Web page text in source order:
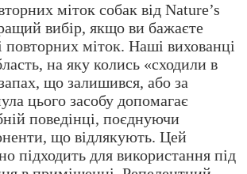
міток собак від Nature’s
вибір, якщо ви бажаєте
повторних міток. Наші вихованці
на яку колись «сходили в
що залишився, або за
цього засобу допомагає
поведінці, поєднуючи
що відлякують. Цей
підходить для використання під